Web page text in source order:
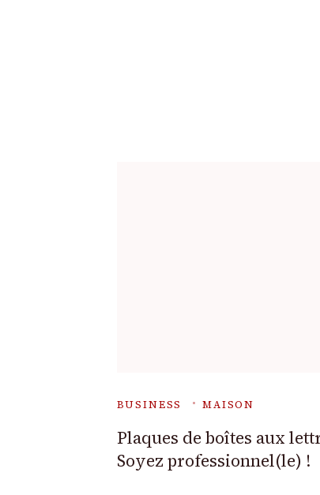
BUSINESS MAISON
Plaques de boîtes aux
Soyez professionnel(le) !